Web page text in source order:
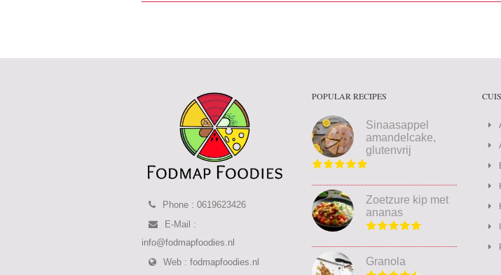
Phone : 0619623426
E-Mail :
info@fodmapfoodies.nl
Web : fodmapfoodies.nl
POPULAR RECIPES
Sinaasappel
amandelcake,
glutenvrij
Zoetzure kip met
ananas
Granola